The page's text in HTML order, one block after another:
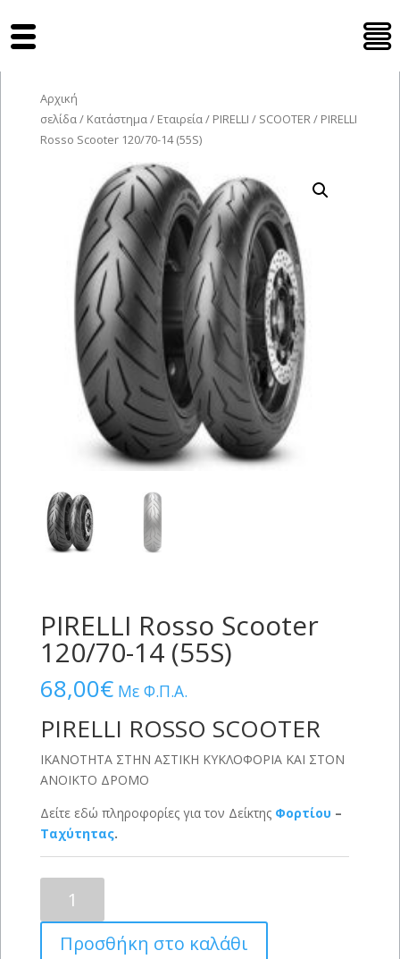
Αρχική
σελίδα/ Κατάστημα/ Εταιρεία/ PIRELLI / SCOOTER/ PIRELLI
Rosso Scooter 120/70-14 (55S)
PIRELLI Rosso Scooter
120/70-14 (55S)
68,00€ Με Φ.Π.Α.
PIRELLI ROSSO SCOOTER
ΙΚΑΝΟΤΗΤΑ ΣΤΗΝ ΑΣΤΙΚΗ ΚΥΚΛΟΦΟΡΙΑ ΚΑΙ ΣΤΟΝ
ΑΝΟΙΚΤΟ ΔΡΟΜΟ
Δείτε εδώ πληροφορίες για τον Δείκτης Φορτίου –
Ταχύτητας.
Rosso
Scooter
120/70-
Προσθήκη στο καλάθι